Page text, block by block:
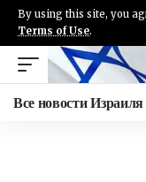
By using this site, you
Terms of Use.
Все новости